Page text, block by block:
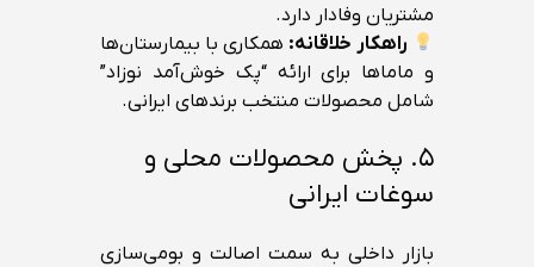
مشتریان وفادار دارد.
راهکار خلاقانه: همکاری با بیمارستان‌ها
و ماماها برای ارائه “پک خوش‌آمد نوزاد”
شامل محصولات منتخب برندهای ایرانی.
۵. پخش محصولات محلی و
سوغات ایرانی
بازار داخلی به سمت اصالت و بومی‌سازی